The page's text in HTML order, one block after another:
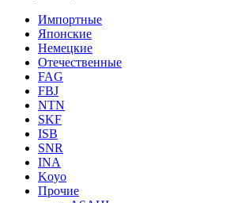
Импортные
Японские
Немецкие
Отечественные
FAG
FBJ
NTN
SKF
ISB
SNR
INA
Koyo
Прочие